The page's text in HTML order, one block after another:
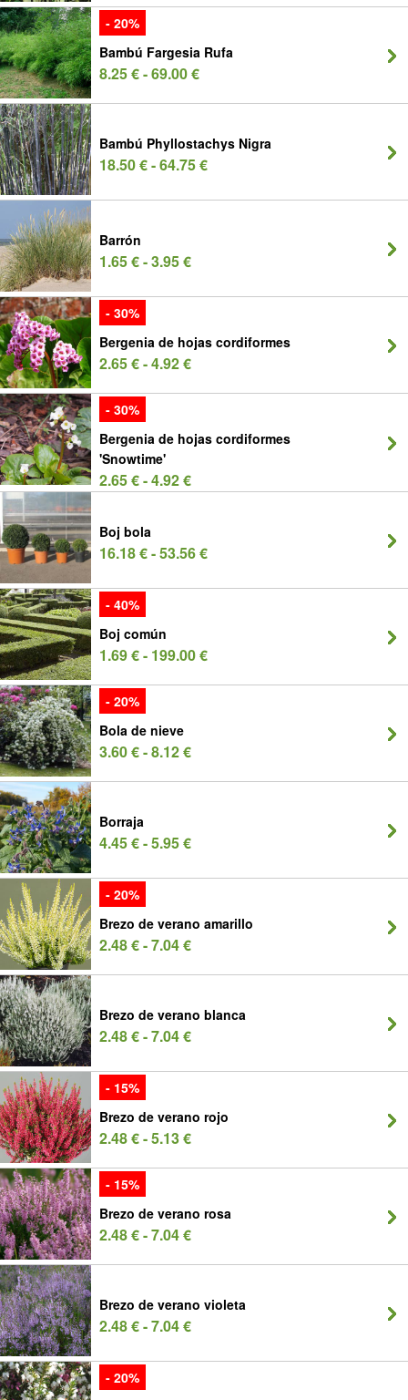
- 20%
Bambú Fargesia Rufa
8.25 € - 69.00 €
Bambú Phyllostachys Nigra
18.50 € - 64.75 €
Barrón
1.65 € - 3.95 €
- 30%
Bergenia de hojas cordiformes
2.65 € - 4.92 €
- 30%
Bergenia de hojas cordiformes
'Snowtime'
2.65 € - 4.92 €
Boj bola
16.18 € - 53.56 €
- 40%
Boj común
1.69 € - 199.00 €
- 20%
Bola de nieve
3.60 € - 8.12 €
Borraja
4.45 € - 5.95 €
- 20%
Brezo de verano amarillo
2.48 € - 7.04 €
Brezo de verano blanca
2.48 € - 7.04 €
- 15%
Brezo de verano rojo
2.48 € - 5.13 €
- 15%
Brezo de verano rosa
2.48 € - 7.04 €
Brezo de verano violeta
2.48 € - 7.04 €
- 20%